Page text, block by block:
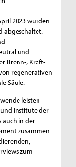
2023 wurden
abgeschaltet.
und
Brenn-, Kraft-
regenerativen
Säule.
leisten
Institute der
auch in der
zusammen
zum